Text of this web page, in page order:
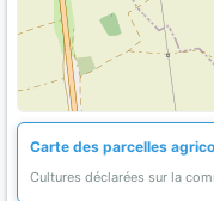
Carte des parcelles
Cultures déclarées sur la